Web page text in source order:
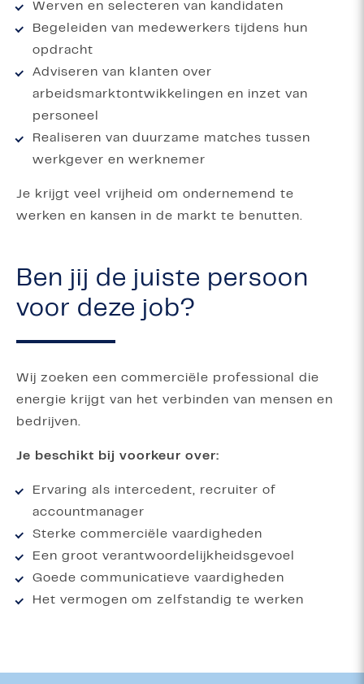
Werven en selecteren van kandidaten
Begeleiden van medewerkers tijdens hun
opdracht
Adviseren van klanten over
arbeidsmarktontwikkelingen en inzet van
personeel
Realiseren van duurzame matches tussen
werkgever en werknemer
Je krijgt veel vrijheid om ondernemend te
werken en kansen in de markt te benutten.
Ben jij de juiste persoon
voor deze job?
Wij zoeken een commerciële professional die
energie krijgt van het verbinden van mensen en
bedrijven.
Je beschikt bij voorkeur over:
Ervaring als intercedent, recruiter of
accountmanager
Sterke commerciële vaardigheden
Een groot verantwoordelijkheidsgevoel
Goede communicatieve vaardigheden
Het vermogen om zelfstandig te werken